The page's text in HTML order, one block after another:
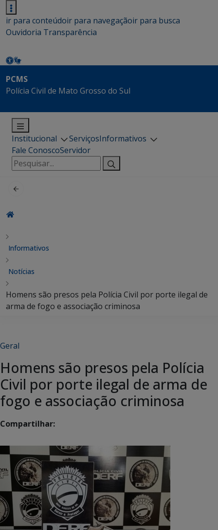
ir para conteúdoir para navegaçãoir para busca
Ouvidoria Transparência
PCMS
Polícia Civil de Mato Grosso do Sul
Institucional ServiçosInformativos
Fale ConoscoServidor
Pesquisar
por:
Informativos
Notícias
Homens são presos pela Polícia Civil por porte ilegal de
arma de fogo e associação criminosa
Geral
Homens são presos pela Polícia
Civil por porte ilegal de arma de
fogo e associação criminosa
Compartilhar: